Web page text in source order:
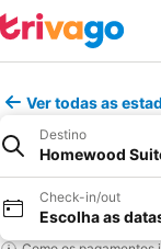
Ver todas as
Destino
Homewood
Check-in/out
Escolha as